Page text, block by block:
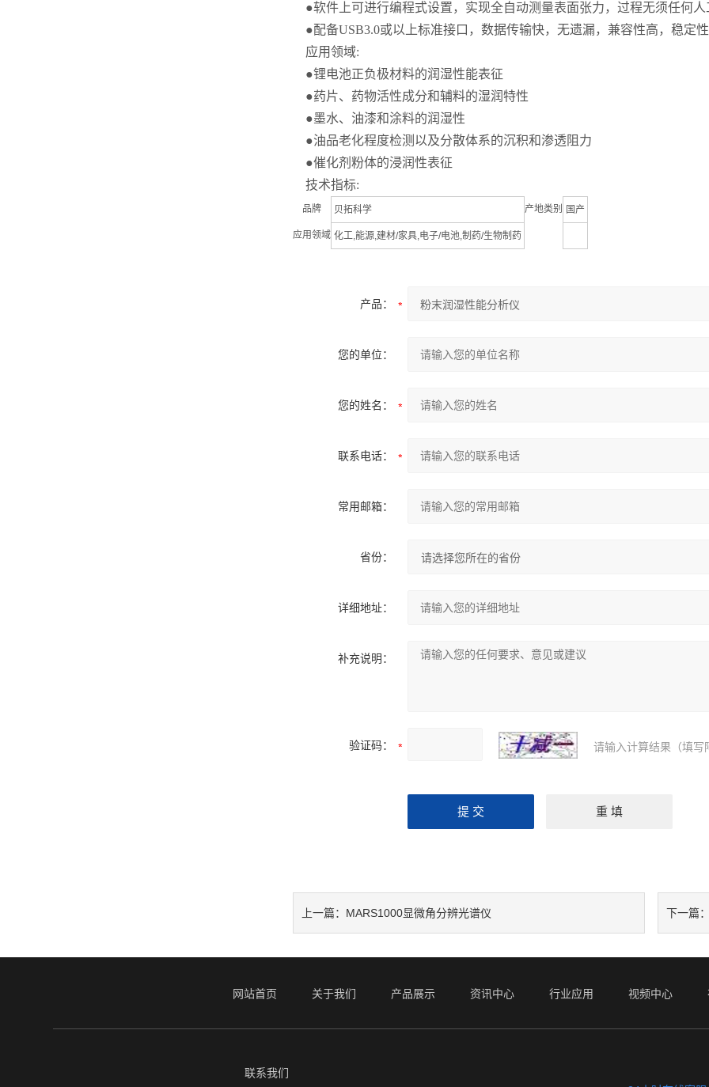
●软件上可进行编程式设置，实现全自动测量表面张力，过程无须任何
●配备USB3.0或以上标准接口，数据传输快，无遗漏，兼容性高，稳定
应用领域:
●锂电池正负极材料的润湿性能表征
●药片、药物活性成分和辅料的湿润特性
●墨水、油漆和涂料的润湿性
●油品老化程度检测以及分散体系的沉积和渗透阻力
●催化剂粉体的浸润性表征
技术指标:
品牌 贝拓科学 产地类别 国产
应用领域 化工,能源,建材/家具,电子/电池,制药/生物制药
产品：
您的单位：
您的姓名：
联系电话：
常用邮箱：
省份：
详细地址：
补充说明：
验证码： 请输入计算结果（填写
上一篇： MARS1000显微角分辨光谱仪 下一篇
网站首页 关于我们 产品展示 资讯中心 行业应用 视频中心
联系我们